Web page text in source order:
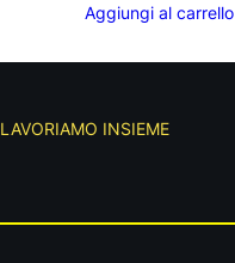
Aggiungi al carrello
LAVORIAMO INSIEME